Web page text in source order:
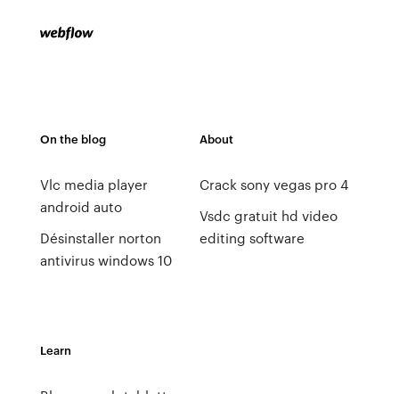
On the blog
Vlc media player
android auto
Désinstaller norton
antivirus windows 10
About
Crack sony vegas pro 4
Vsdc gratuit hd video
editing software
Learn